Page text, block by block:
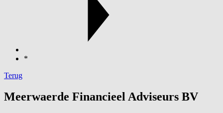
*
Terug
Meerwaerde Financieel Adviseurs BV